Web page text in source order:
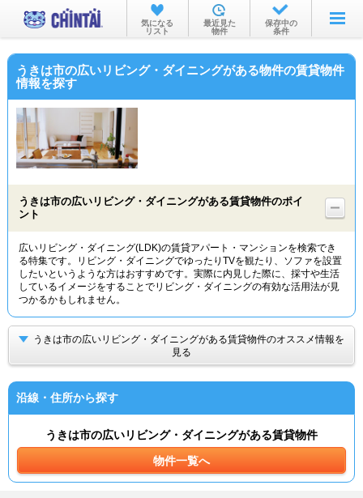
お部屋を探す
沿線・駅から
不動産会社から
気になる
リスト
最近見た
物件
保存中の
条件
うきは市の広いリビング・ダイニングがある物件の賃貸物件
情報を探す
うきは市の広いリビング・ダイニングがある賃貸物件のポイ
ント
広いリビング・ダイニング(LDK)の賃貸アパート・マンションを検索でき
る特集です。リビング・ダイニングでゆったりTVを観たり、ソファを設置
したいというような方はおすすめです。実際に内見した際に、採寸や生活
しているイメージをすることでリビング・ダイニングの有効な活用法が見
つかるかもしれません。
うきは市の広いリビング・ダイニングがある賃貸物件のオススメ情報を
見る
沿線・住所から探す
うきは市の広いリビング・ダイニングがある賃貸物件
物件一覧へ